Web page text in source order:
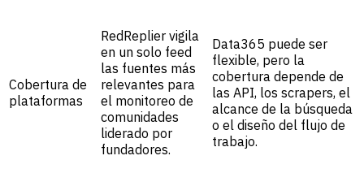
Cobertura de
plataformas
RedReplier vigila
en un solo feed
las fuentes más
relevantes para
el monitoreo de
comunidades
liderado por
fundadores.
Data365 puede ser
flexible, pero la
cobertura depende de
las API, los scrapers, el
alcance de la búsqueda
o el diseño del flujo de
trabajo.